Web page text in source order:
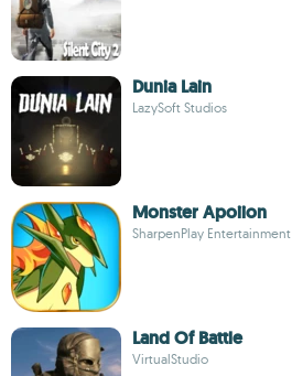
Dunia Lain
LazySoft Studios
Monster Apoiion
SharpenPlay Entertainment
Land Of Battle
VirtualStudio